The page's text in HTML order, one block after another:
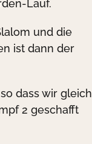
Lauf.
und die
ist dann der
dass wir gleich
2 geschafft